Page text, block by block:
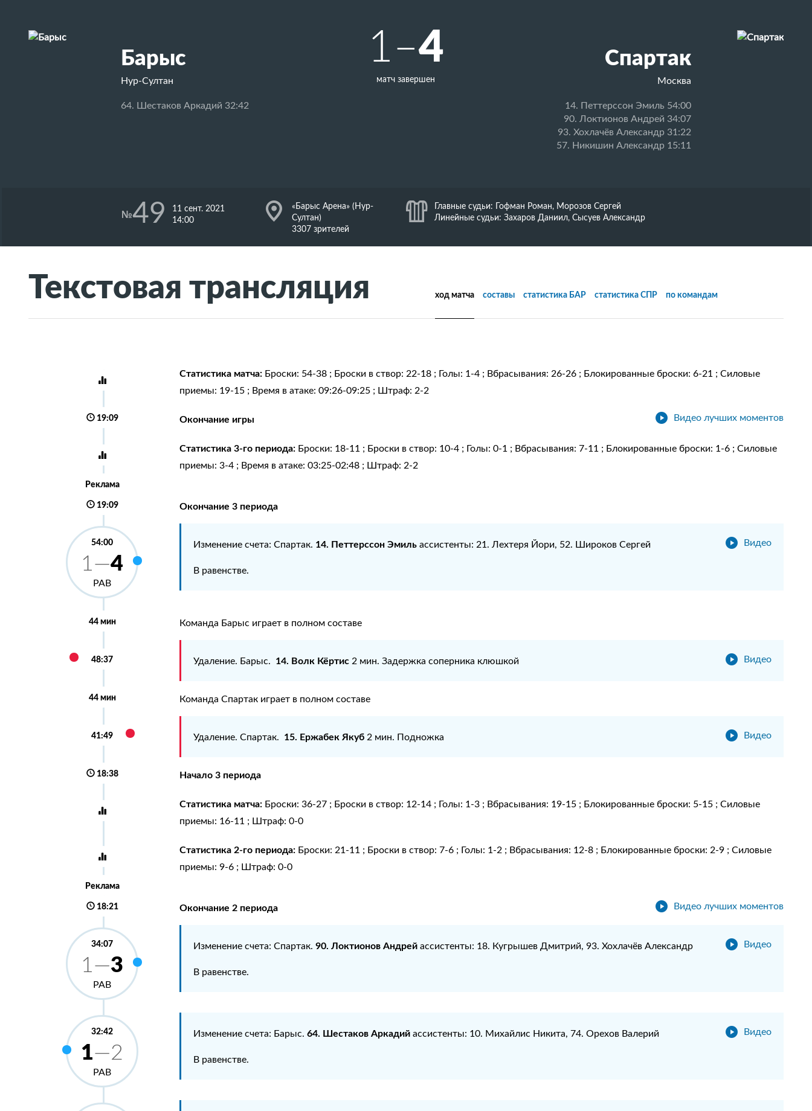
Барыс
Нур-Султан
64. Шестаков Аркадий 32:42
1–4
матч завершен
Спартак
Москва
14. Петтерссон Эмиль 54:00
90. Локтионов Андрей 34:07
93. Хохлачёв Александр 31:22
57. Никишин Александр 15:11
№49
11 сент. 2021
14:00
J
«Барыс Арена» (Нур-
Султан)
3307 зрителей
K
Главные судьи: Гофман Роман, Морозов Сергей
Линейные судьи: Захаров Даниил, Сысуев Александр
Текстовая трансляция ход матча составы статистика БАР статистикаСПР по командам
Статистика матча: Броски: 54-38 ; Броски в створ: 22-18 ; Голы: 1-4 ; Вбрасывания: 26-26 ; Блокированные броски: 6-21 ; Силовые
приемы: 19-15 ; Время в атаке: 09:26-09:25 ; Штраф: 2-2
19:09 Видео лучших моментов
Окончание игры
Статистика 3-го периода: Броски: 18-11 ; Броски в створ: 10-4 ; Голы: 0-1 ; Вбрасывания: 7-11 ; Блокированные броски: 1-6 ; Силовые
приемы: 3-4 ; Время в атаке: 03:25-02:48 ; Штраф: 2-2
Реклама
19:09
Окончание 3 периода
54:00
1—4
РАВ
Видео
Изменение счета: Спартак. 14. Петтерссон Эмильассистенты: 21. Лехтеря Йори, 52. Широков Сергей
В равенстве.
44 мин Команда Барыс играет в полном составе
48:37 Видео
Удаление. Барыс. 14. Волк Кёртис2 мин. Задержка соперника клюшкой
44 мин Команда Спартак играет в полном составе
41:49 Видео
Удаление. Спартак. 15. Ержабек Якуб2 мин. Подножка
18:38 Начало 3 периода
Статистика матча: Броски: 36-27 ; Броски в створ: 12-14 ; Голы: 1-3 ; Вбрасывания: 19-15 ; Блокированные броски: 5-15 ; Силовые
приемы: 16-11 ; Штраф: 0-0
Статистика 2-го периода: Броски: 21-11 ; Броски в створ: 7-6 ; Голы: 1-2 ; Вбрасывания: 12-8 ; Блокированные броски: 2-9 ; Силовые
приемы: 9-6 ; Штраф: 0-0
Реклама
18:21
Видео лучших моментов
Окончание 2 периода
34:07
1—3
РАВ
Видео
Изменение счета: Спартак.90. Локтионов Андрейассистенты: 18. Кугрышев Дмитрий, 93. Хохлачёв Александр
В равенстве.
32:42
1—2
РАВ
Видео
Изменение счета: Барыс.64. Шестаков Аркадийассистенты: 10. Михайлис Никита, 74. Орехов Валерий
В равенстве.